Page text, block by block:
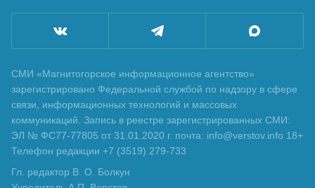
СМИ «Магнитогорское информационное агентство»
зарегистрировано Федеральной службой по надзору в сфере
связи, информационных технологий и массовых
коммуникаций. Запись в реестре зарегистрированных СМИ:
ЭЛ № ФС77-77805 от 31.01.2020 г. почта: info@verstov.info 18+
Телефон редакции +7 (3519) 279-733
Гл. редактор В. О. Болкун